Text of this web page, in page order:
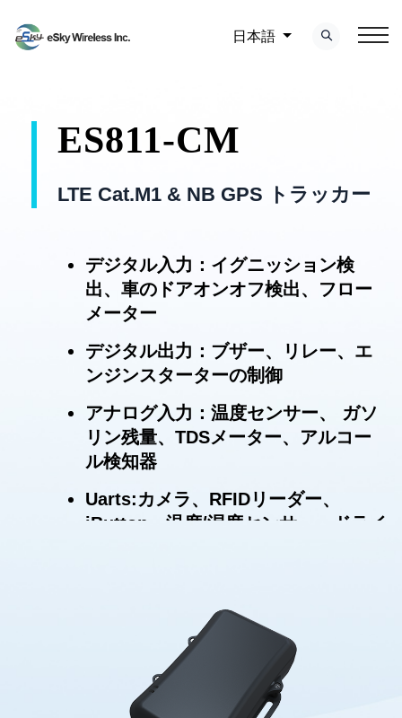
日本語
ES811-CM
LTE Cat.M1 & NB GPS トラッカー
デジタル入力：イグニッション検
出、車のドアオンオフ検出、フロー
メーター
デジタル出力：ブザー、リレー、エ
ンジンスターターの制御
アナログ入力：温度センサー、 ガソ
リン残量、TDSメーター、アルコー
ル検知器
Uarts:カメラ、RFIDリーダー、
iButton、温度/湿度センサー、ドライ
エンジンオンオフ検出
運転行為検出
走行開始終了報告